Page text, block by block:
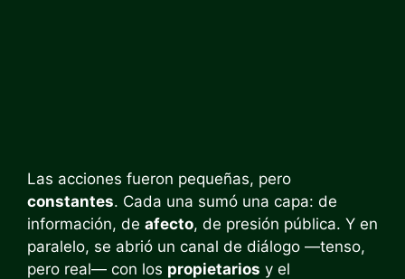
Las acciones fueron pequeñas, pero
constantes. Cada una sumó una capa: de
información, de afecto, de presión pública. Y en
paralelo, se abrió un canal de diálogo —tenso,
pero real— con los propietarios y el